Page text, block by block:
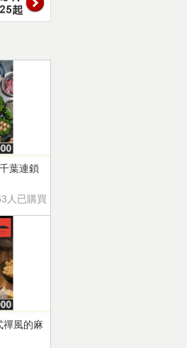
葉連鎖
人已購買
禪風的麻